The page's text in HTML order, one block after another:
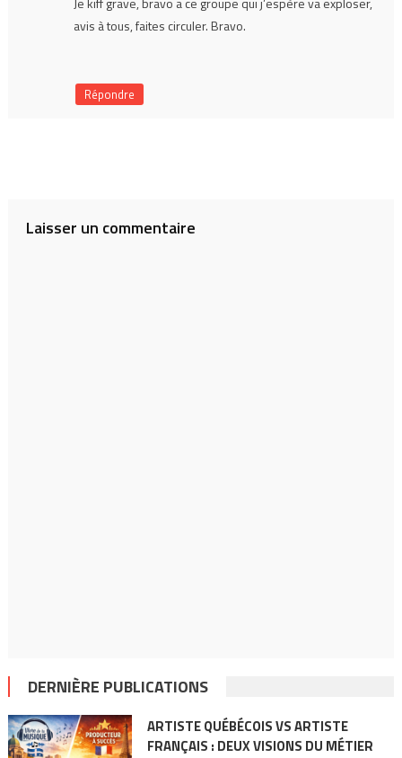
avis à tous, faites circuler. Bravo.
Répondre
Laisser un commentaire
DERNIÈRE PUBLICATIONS
ARTISTE QUÉBÉCOIS VS ARTISTE
FRANÇAIS : DEUX VISIONS DU MÉTIER